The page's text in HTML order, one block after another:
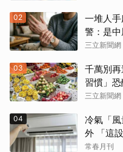
02
一堆人
警：是
三立新聞網
03
千萬別
習慣」
三立新聞網
04
冷氣「
外 「這
常春月刊